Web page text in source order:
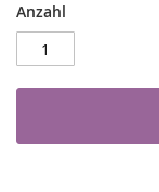
Anzahl